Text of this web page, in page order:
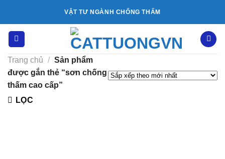
nội
dung
VẬT TƯ NGÀNH CHỐNG THẤM
Trang chủ / Sản phẩm
được gắn thẻ “sơn chống
thấm cao cấp”
LỌC